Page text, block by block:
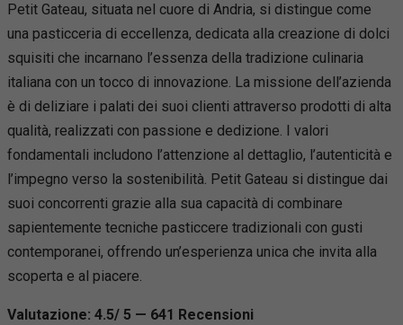
Petit Gateau, situata nel cuore di Andria, si distingue come
una pasticceria di eccellenza, dedicata alla creazione di dolci
squisiti che incarnano l’essenza della tradizione culinaria
italiana con un tocco di innovazione. La missione dell’azienda
è di deliziare i palati dei suoi clienti attraverso prodotti di alta
qualità, realizzati con passione e dedizione. I valori
fondamentali includono l’attenzione al dettaglio, l’autenticità e
l’impegno verso la sostenibilità. Petit Gateau si distingue dai
suoi concorrenti grazie alla sua capacità di combinare
sapientemente tecniche pasticcere tradizionali con gusti
contemporanei, offrendo un’esperienza unica che invita alla
scoperta e al piacere.
Valutazione: 4.5/ 5 — 641 Recensioni